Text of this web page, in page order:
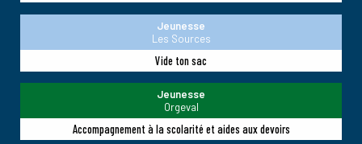
Jeunesse
Les Sources
Vide ton sac
Jeunesse
Orgeval
Accompagnement à la scolarité et aides aux devoirs